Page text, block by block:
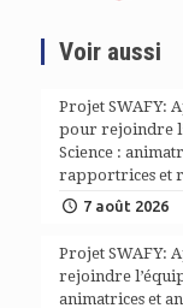
Voir aussi
Projet SWAFY:
pour rejoindre
Science :
rapportrices et
7 août 2026
Projet SWAFY:
rejoindre
animatrices et